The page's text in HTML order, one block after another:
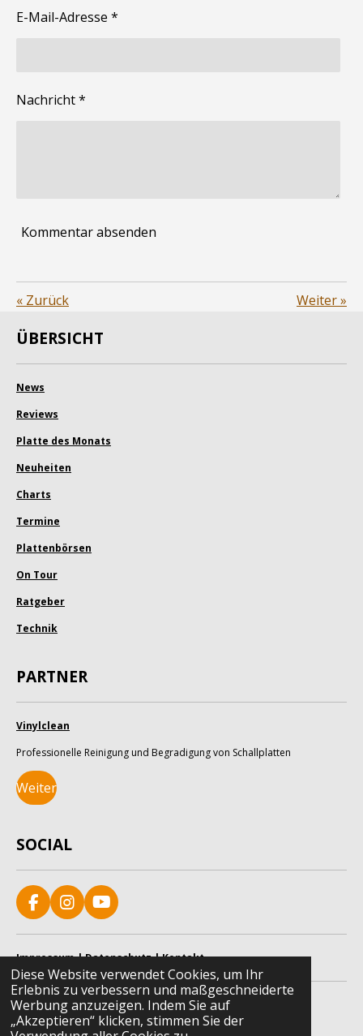
Diese Website verwendet Cookies, um Ihr
Erlebnis zu verbessern und maßgeschneiderte
Werbung anzuzeigen. Indem Sie auf
„Akzeptieren“ klicken, stimmen Sie der
E-Mail-Adresse *
Nachricht *
Kommentar absenden
« Zurück Weiter»
ÜBERSICHT
News
Reviews
Platte des Monats
Neuheiten
Charts
Termine
Plattenbörsen
On Tour
Ratgeber
Technik
PARTNER
Vinylclean
Professionelle Reinigung und Begradigung von Schallplatten
Weiter
SOCIAL
F
a
c
e
b
o
o
k
I
n
s
t
a
g
r
a
m
Y
o
u
T
u
b
e
Impressum|Datenschutz|Kontakt
© 2025 - 2026 Vinyl-Fan
Mit Unterstützung vonWebador